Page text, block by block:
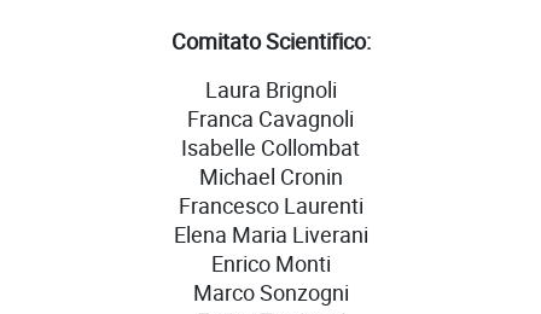
Comitato Scientifico:
Laura Brignoli
Franca Cavagnoli
Isabelle Collombat
Michael Cronin
Francesco Laurenti
Elena Maria Liverani
Enrico Monti
Marco Sonzogni